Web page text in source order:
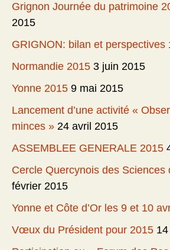
Grignon Journée du patrimoine
2015
GRIGNON: bilan et perspectives
Normandie 2015 3 juin 2015
Yonne 2015 9 mai 2015
Lancement d’une activité «
minces » 24 avril 2015
ASSEMBLEE GENERALE 2015
Cercle Quercynois des Sciences
février 2015
Yonne et Côte d’Or les 9 et 10
Vœux du Président pour 2015